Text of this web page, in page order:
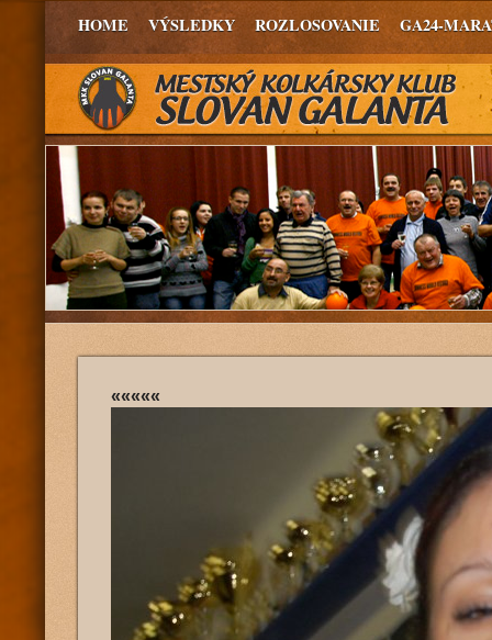
HOME VÝSLEDKY ROZLOSOVANIE GA24-
«««««